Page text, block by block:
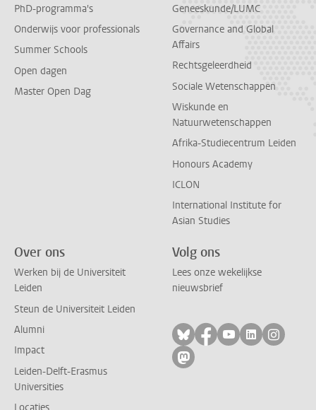
PhD-programma's
Onderwijs voor professionals
Summer Schools
Open dagen
Master Open Dag
Geneeskunde/LUMC
Governance and Global
Affairs
Rechtsgeleerdheid
Sociale Wetenschappen
Wiskunde en
Natuurwetenschappen
Afrika-Studiecentrum Leiden
Honours Academy
ICLON
International Institute for
Asian Studies
Over ons
Werken bij de Universiteit
Leiden
Steun de Universiteit Leiden
Alumni
Impact
Leiden-Delft-Erasmus
Universities
Volg ons
Lees onze wekelijkse
nieuwsbrief
Volg ons op bluesky
Volg ons op
Volg ons op
Volg ons
Volg
Volg ons op mastodon